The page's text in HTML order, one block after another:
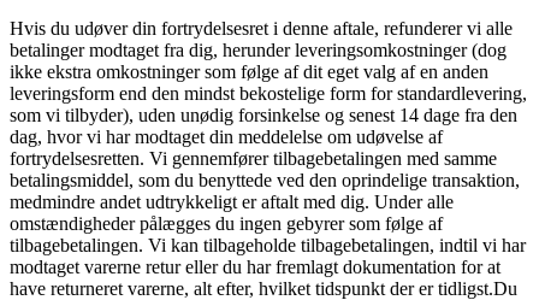
Hvis du udøver din fortrydelsesret i denne aftale, refunderer vi alle
betalinger modtaget fra dig, herunder leveringsomkostninger (dog
ikke ekstra omkostninger som følge af dit eget valg af en anden
leveringsform end den mindst bekostelige form for standardlevering,
som vi tilbyder), uden unødig forsinkelse og senest 14 dage fra den
dag, hvor vi har modtaget din meddelelse om udøvelse af
fortrydelsesretten. Vi gennemfører tilbagebetalingen med samme
betalingsmiddel, som du benyttede ved den oprindelige transaktion,
medmindre andet udtrykkeligt er aftalt med dig. Under alle
omstændigheder pålægges du ingen gebyrer som følge af
tilbagebetalingen. Vi kan tilbageholde tilbagebetalingen, indtil vi har
modtaget varerne retur eller du har fremlagt dokumentation for at
have returneret varerne, alt efter, hvilket tidspunkt der er tidligst.Du